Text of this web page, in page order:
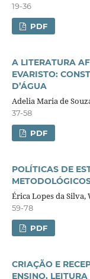
19-36
PDF
A LITERATURA
EVARISTO:
D’ÁGUA
Adelia Maria de
37-58
PDF
POLÍTICAS DE
Érica Lopes da
59-78
PDF
CRIAÇÃO E
ENSINO,